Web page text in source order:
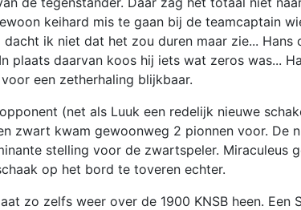
keihard mis te gaan bij de teamcaptain
ik niet dat het zou duren maar zie... Hans
plaats daarvan koos hij iets wat zeros was...
een zetherhaling blijkbaar.
(net als Luuk een redelijk nieuwe
zwart kwam gewoonweg 2 pionnen voor. De
stelling voor de zwartspeler. Miraculeus
op het bord te toveren echter.
zo zelfs weer over de 1900 KNSB heen. Een